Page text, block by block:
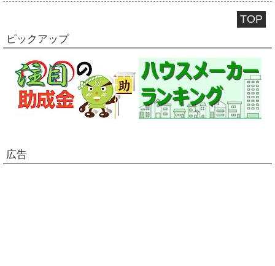
TOP
ピックアップ
広告